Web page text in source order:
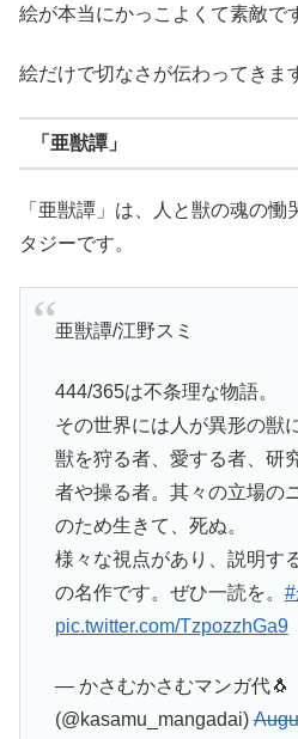
絵が本当にかっこよくて素敵で
絵だけで切なさが伝わってきま
「亜獣譚」
「亜獣譚」は、人と獣の魂の
タジーです。
亜獣譚/江野スミ
444/365は不条理な物語。
その世界には人が異形の獣
獣を狩る者、愛する者、研
者や操る者。其々の立場の
のため生きて、死ぬ。
様々な視点があり、説明す
の名作です。ぜひ一読を。
pic.twitter.com/TzpozzhGa9
— かさむかさむマンガ代🐧
(@kasamu_mangadai)